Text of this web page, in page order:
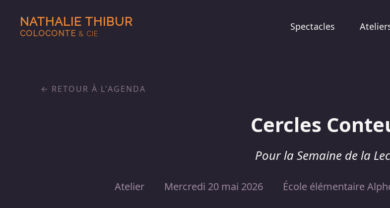
NATHALIE THIBUR
COLOCONTE & CIE
Spectacles
Cercles
Pour la Semaine de la
Atelier Mercredi 20 mai 2026 École élémentaire
RETOUR À L'AGENDA